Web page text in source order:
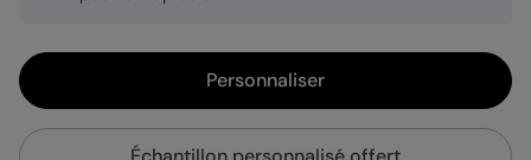
Personnaliser